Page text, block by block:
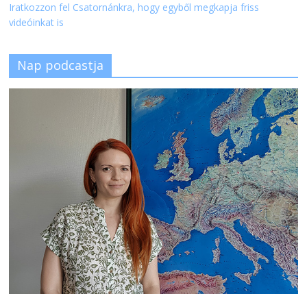
Iratkozzon fel Csatornánkra, hogy egyből megkapja friss
videóinkat is
Nap podcastja